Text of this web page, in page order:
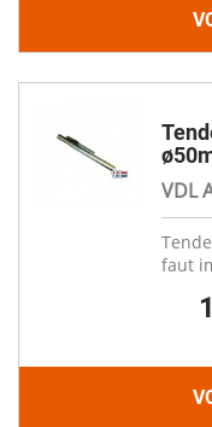
VDL
faut